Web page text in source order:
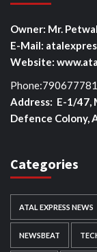
Owner: Mr. Petwal
E-Mail:
Website:
Address: E-1/47,
Defence Colony,
Categories
ATAL EXPRESS NEWS
NEWSBEAT